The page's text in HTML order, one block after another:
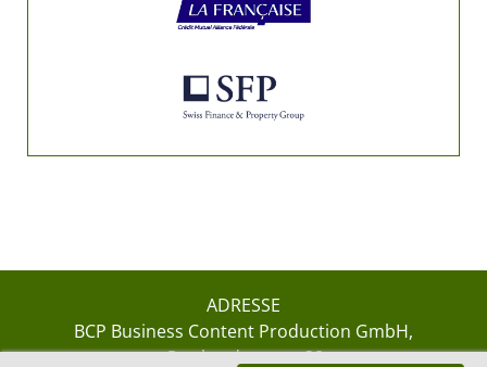
ADRESSE
BCP Business Content Production GmbH
Gotthardstrasse 38